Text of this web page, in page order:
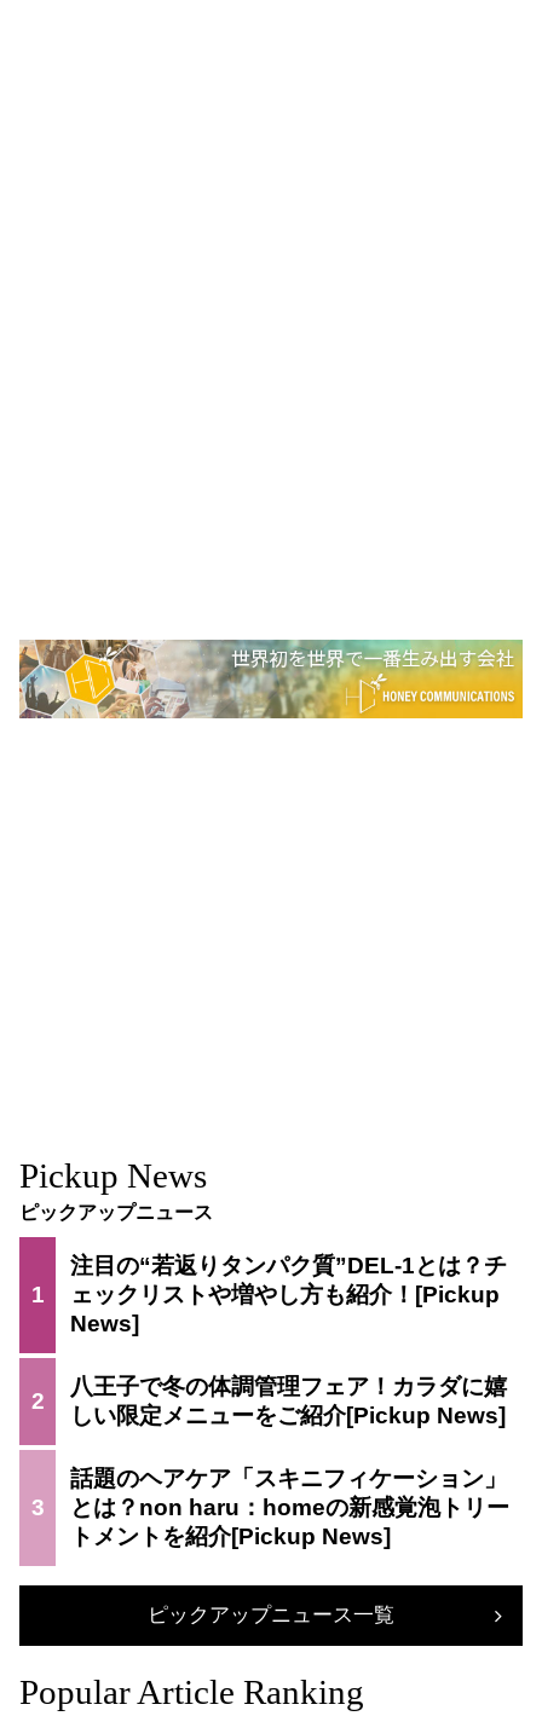
Pickup News
ピックアップニュース
1
注目の“若返りタンパク質”DEL-1とは？チ
ェックリストや増やし方も紹介！
2
八王子で冬の体調管理フェア！カラダに嬉
しい限定メニューをご紹介
3
話題のヘアケア「スキニフィケーション」
とは？non haru：homeの新感覚泡トリー
トメントを紹介
ピックアップニュース一覧
Popular Article Ranking